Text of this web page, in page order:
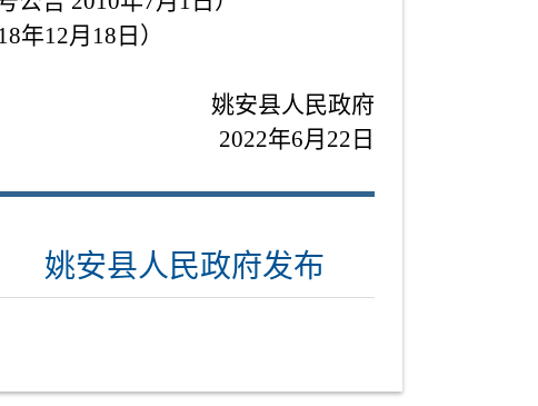
年12月18日）
姚安县人民政府
2022年6月22日
姚安县人民政府发布